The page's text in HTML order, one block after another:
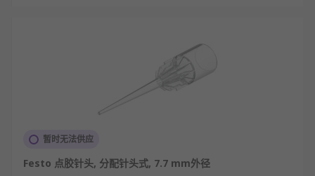
暂时无法供应
Festo 点胶针头, 分配针头式, 7.7 mm外径